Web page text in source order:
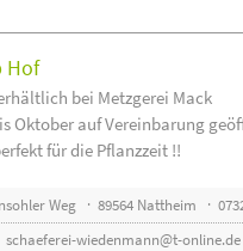
Hof
bei Metzgerei Mack
Oktober auf Vereinbarung
für die Pflanzzeit !!
Weg · 89564 Nattheim ·
schaeferei-wiedenmann@t-online.de